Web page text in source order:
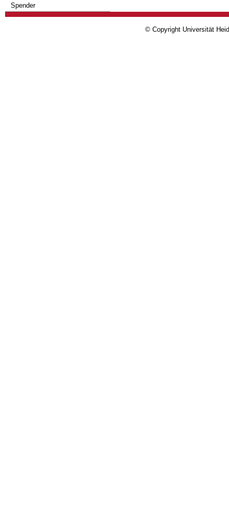
Spender
© Copyright Universität